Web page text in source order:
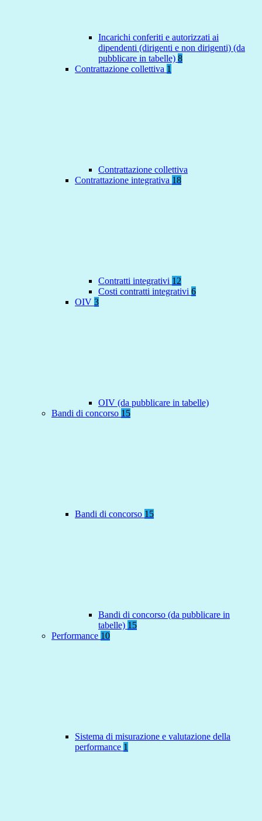
Incarichi conferiti e autorizzati ai
dipendenti (dirigenti e non dirigenti) (da
pubblicare in tabelle) 8
Contrattazione collettiva 1
Contrattazione collettiva
Contrattazione integrativa 18
Contratti integrativi 12
Costi contratti integrativi 6
OIV 3
OIV (da pubblicare in tabelle)
Bandi di concorso 15
Bandi di concorso 15
Bandi di concorso (da pubblicare in
tabelle) 15
Performance 10
Sistema di misurazione e valutazione della
performance 1